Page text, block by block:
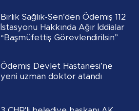
Birlik Sağlık-Sen’den Ödemiş 112
İstasyonu Hakkında Ağır İddialar
“Başmüfettiş Görevlendirilsin”
Ödemiş Devlet Hastanesi’ne
yeni uzman doktor atandı